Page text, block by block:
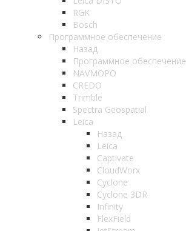
RGK
Bosch
Программное обеспечение
Назад
Программное обеспечение
NAVMOPO
CREDO
Trimble
Spectra Geospatial
Leica
Назад
Leica
Captivate
CloudWorx
Cyclone
Cyclone 3DR
Infinity
FlexField